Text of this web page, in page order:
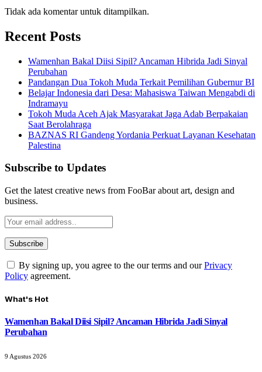
Tidak ada komentar untuk ditampilkan.
Recent Posts
Wamenhan Bakal Diisi Sipil? Ancaman Hibrida Jadi Sinyal
Perubahan
Pandangan Dua Tokoh Muda Terkait Pemilihan Gubernur BI
Belajar Indonesia dari Desa: Mahasiswa Taiwan Mengabdi di
Indramayu
Tokoh Muda Aceh Ajak Masyarakat Jaga Adab Berpakaian
Saat Berolahraga
BAZNAS RI Gandeng Yordania Perkuat Layanan Kesehatan
Palestina
Subscribe to Updates
Get the latest creative news from FooBar about art, design and
business.
By signing up, you agree to the our terms and ourPrivacy
Policy agreement.
What's Hot
Wamenhan Bakal Diisi Sipil? Ancaman Hibrida Jadi Sinyal
Perubahan
9 Agustus 2026